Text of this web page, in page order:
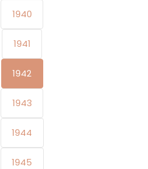
1940
1941
1942
1943
1944
1945